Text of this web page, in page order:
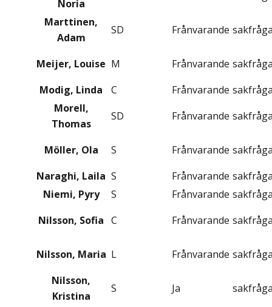
Noria
Marttinen,
Adam
SD Frånvarande
Meijer, Louise M Frånvarande
Modig, Linda
C Frånvarande
Morell,
Thomas
SD Frånvarande
Möller, Ola S Frånvarande
Naraghi, Laila S Frånvarande
Niemi, Pyry
S Frånvarande
Nilsson, Sofia C Frånvarande
Nilsson, Maria L Frånvarande
Nilsson,
Kristina
S Ja